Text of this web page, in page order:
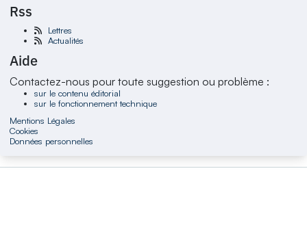
Rss
Lettres
Actualités
Aide
Contactez-nous pour toute suggestion ou problème :
sur le contenu éditorial
sur le fonctionnement technique
Mentions Légales
Cookies
Données personnelles